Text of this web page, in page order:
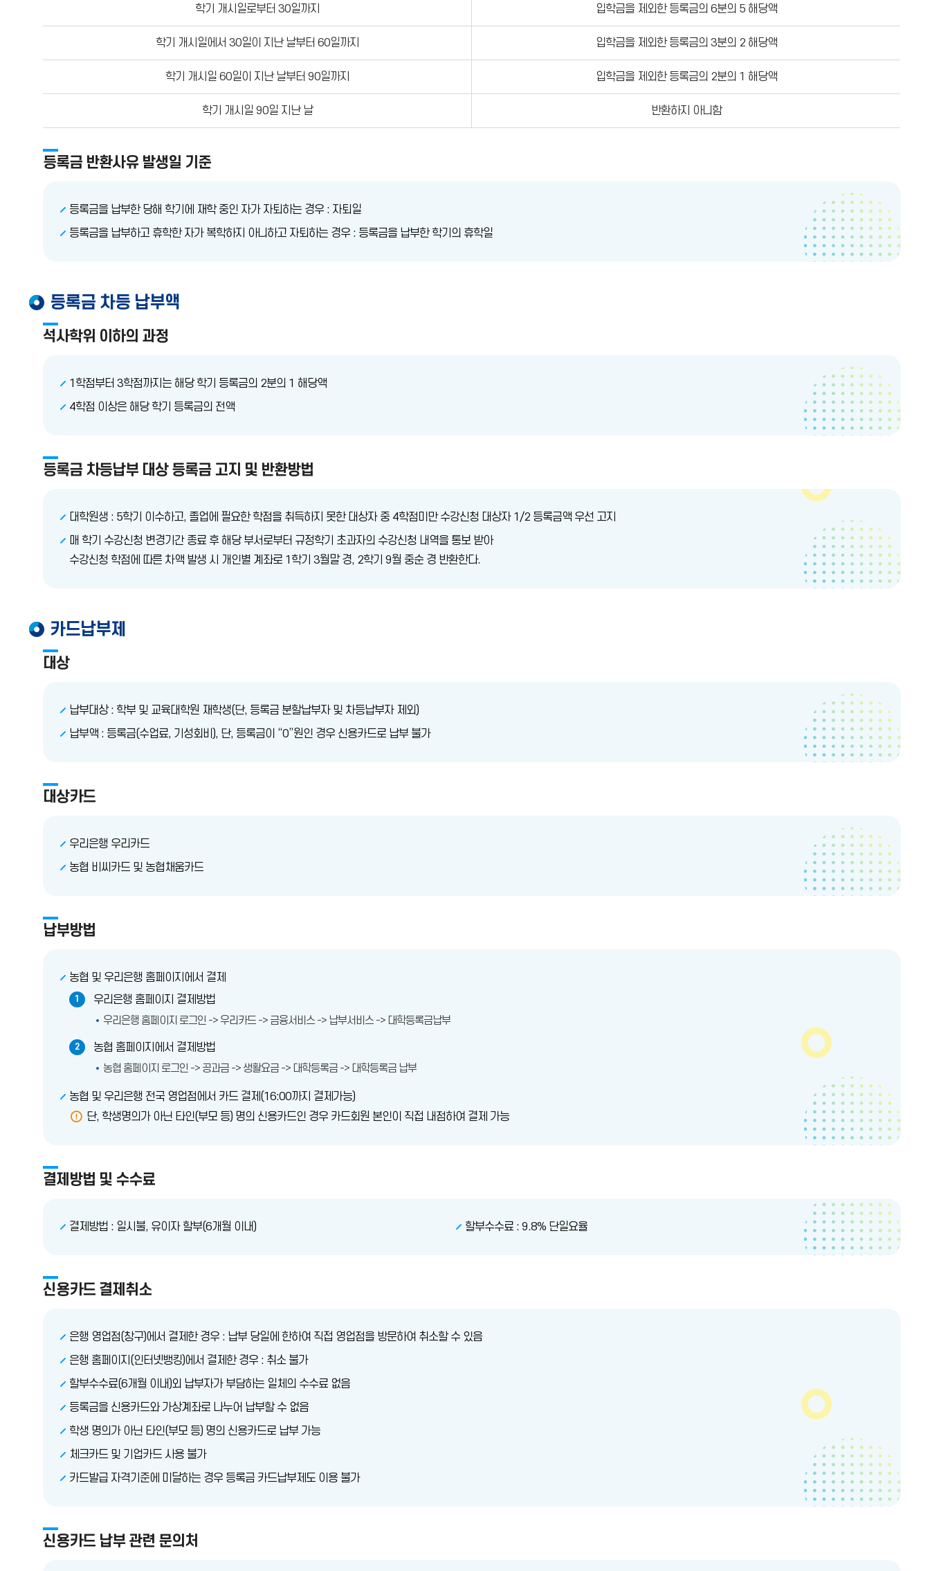
학기 개시일로부터 30일까지 입학금을 제외한 등록금의 6분의 5 해당액
학기 개시일에서 30일이 지난 날부터 60일까지 입학금을 제외한 등록금의 3분의 2 해당액
학기 개시일 60일이 지난 날부터 90일까지 입학금을 제외한 등록금의 2분의 1 해당액
학기 개시일 90일 지난 날 반환하지 아니함
등록금 반환사유 발생일 기준
등록금을 납부한 당해 학기에 재학 중인 자가 자퇴하는 경우 : 자퇴일
등록금을 납부하고 휴학한 자가 복학하지 아니하고 자퇴하는 경우 : 등록금을 납부한 학기의 휴학일
등록금 차등 납부액
석사학위 이하의 과정
1학점부터 3학점까지는 해당 학기 등록금의 2분의 1 해당액
4학점 이상은 해당 학기 등록금의 전액
등록금 차등납부 대상 등록금 고지 및 반환방법
대학원생 : 5학기 이수하고, 졸업에 필요한 학점을 취득하지 못한 대상자 중 4학점미만 수강신청 대상자 1/2 등록금액 우선 고지
매 학기 수강신청 변경기간 종료 후 해당 부서로부터 규정학기 초과자의 수강신청 내역을 통보 받아
수강신청 학점에 따른 차액 발생 시 개인별 계좌로 1학기 3월말 경, 2학기 9월 중순 경 반환한다.
카드납부제
대상
납부대상 : 학부 및 교육대학원 재학생(단, 등록금 분할납부자 및 차등납부자 제외)
납부액 : 등록금(수업료, 기성회비), 단, 등록금이 “0”원인 경우 신용카드로 납부 불가
대상카드
우리은행 우리카드
농협 비씨카드 및 농협채움카드
납부방법
농협 및 우리은행 홈페이지에서 결제
1
우리은행 홈페이지 결제방법
우리은행 홈페이지 로그인 -> 우리카드 -> 금융서비스 -> 납부서비스 -> 대학등록금납부
2
농협 홈페이지에서 결제방법
농협 홈페이지 로그인 -> 공과금 -> 생활요금 -> 대학등록금 -> 대학등록금 납부
농협 및 우리은행 전국 영업점에서 카드 결제(16:00까지 결제가능)
단, 학생명의가 아닌 타인(부모 등) 명의 신용카드인 경우 카드회원 본인이 직접 내점하여 결제 가능
결제방법 및 수수료
결제방법 : 일시불, 유이자 할부(6개월 이내) 할부수수료 : 9.8% 단일요율
신용카드 결제취소
은행 영업점(창구)에서 결제한 경우 : 납부 당일에 한하여 직접 영업점을 방문하여 취소할 수 있음
은행 홈페이지(인터넷뱅킹)에서 결제한 경우 : 취소 불가
할부수수료(6개월 이내)외 납부자가 부담하는 일체의 수수료 없음
등록금을 신용카드와 가상계좌로 나누어 납부할 수 없음
학생 명의가 아닌 타인(부모 등) 명의 신용카드로 납부 가능
체크카드 및 기업카드 사용 불가
카드발급 자격기준에 미달하는 경우 등록금 카드납부제도 이용 불가
신용카드 납부 관련 문의처